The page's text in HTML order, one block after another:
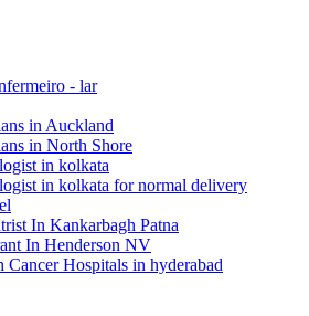
- lar
in Auckland
in North Shore
in kolkata
in kolkata for normal delivery
In Kankarbagh Patna
In Henderson NV
Cancer Hospitals in hyderabad